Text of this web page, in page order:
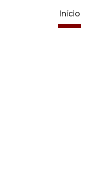
Skip to main content
Início